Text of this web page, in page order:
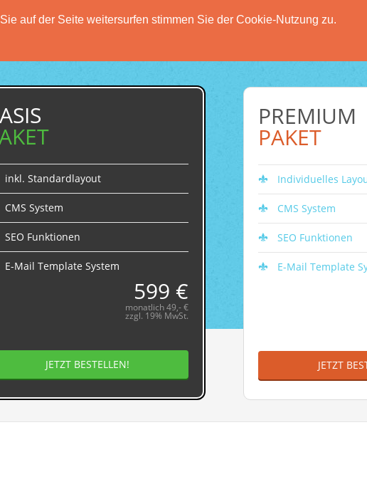
auf der Seite weitersurfen stimmen Sie der Cookie-Nutzung zu.
FUNKTIONEN PREISE DATENSCHUTZERKLÄRUNG
inkl. Standardlayout
CMS System
SEO Funktionen
E-Mail Template System
599 €
monatlich 49,- €
zzgl. 19% MwSt.
JETZT BESTELLEN!
PREMIUM
PAKET
Individuelles
CMS System
SEO Funktionen
E-Mail Template
JETZT